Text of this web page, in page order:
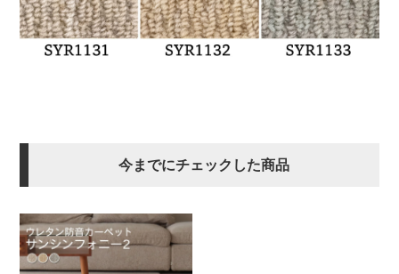
今までにチェックした商品